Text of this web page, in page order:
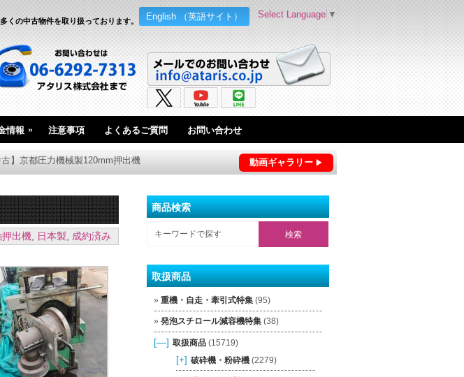
English （英語サイト）
くの中古物件を取り扱っております。
Select Language ▼
情報 » 注意事項 よくあるご質問 お問い合わせ
動画ギャラリー
】京都圧力機械製120mm押出機
押出機, 日本製, 成約済み
商品検索
取扱商品
重機・自走・牽引式特集(95)
発泡スチロール減容機特集(38)
[—] 取扱商品(15719)
[+] 破砕機・粉砕機(2279)